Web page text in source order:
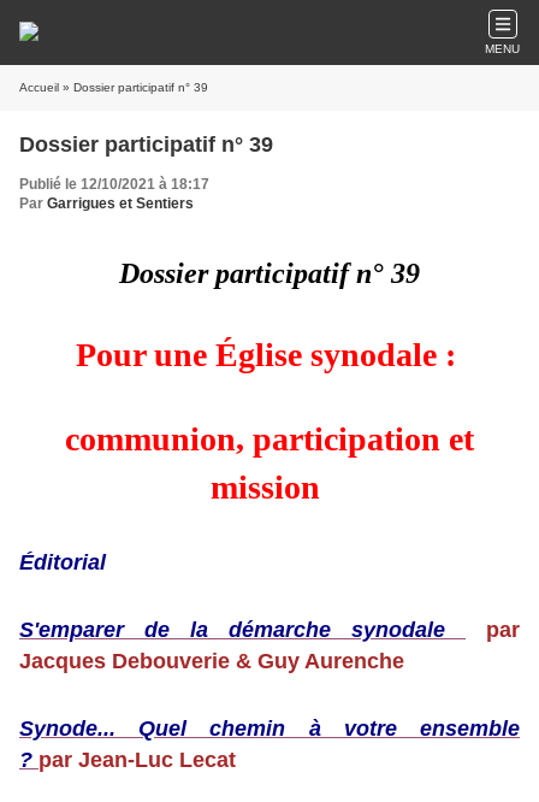
MENU
Accueil » Dossier participatif n° 39
Dossier participatif n° 39
Publié le 12/10/2021 à 18:17
Par Garrigues et Sentiers
Dossier participatif n° 39
Pour une Église synodale :
communion, participation et
mission
Éditorial
S'emparer de la démarche synodale
par
Jacques Debouverie & Guy Aurenche
Synode... Quel chemin à votre ensemble
? par Jean-Luc Lecat